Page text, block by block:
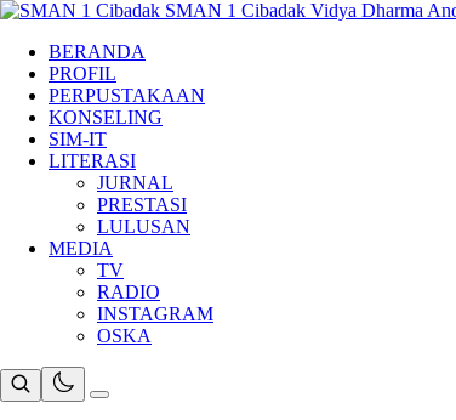
Skip
content
SMAN 1 Cibadak Vidya Dharma
BERANDA
PROFIL
PERPUSTAKAAN
KONSELING
SIM-IT
LITERASI
JURNAL
PRESTASI
LULUSAN
MEDIA
TV
RADIO
INSTAGRAM
OSKA